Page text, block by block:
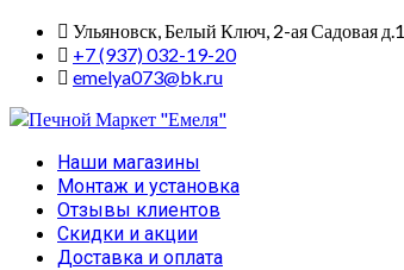
Skip
content
Ульяновск, Белый Ключ, 2-ая Садовая д.1
+7 (937) 032-19-20
emelya073@bk.ru
Primary
Menu
Наши магазины
Монтаж и установка
Отзывы клиентов
Скидки и акции
Доставка и оплата